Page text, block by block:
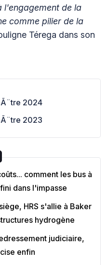
l'engagement de la
comme pilier de la
Térega dans son
2024
2023
comment les bus à
dans l'impasse
HRS s'allie à Baker
hydrogène
judiciaire,
enfin